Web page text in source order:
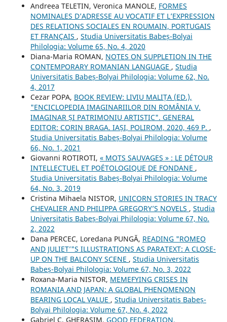
Andreea TELETIN, Veronica MANOLE, FORMES
NOMINALES D’ADRESSE AU VOCATIF ET L’EXPRESSION
DES RELATIONS SOCIALES EN ROUMAIN, PORTUGAIS
ET FRANÇAIS , Studia Universitatis Babeș-Bolyai
Philologia: Volume 65, No. 4, 2020
Diana-Maria ROMAN, NOTES ON SUPPLETION IN THE
CONTEMPORARY ROMANIAN LANGUAGE , Studia
Universitatis Babeș-Bolyai Philologia: Volume 62, No.
4, 2017
Cezar POPA, BOOK REVIEW: LIVIU MALIȚA (ED.),
"ENCICLOPEDIA IMAGINARIILOR DIN ROMÂNIA V.
IMAGINAR ȘI PATRIMONIU ARTISTIC". GENERAL
EDITOR: CORIN BRAGA. IAȘI, POLIROM, 2020, 469 P. ,
Studia Universitatis Babeș-Bolyai Philologia: Volume
66, No. 1, 2021
Giovanni ROTIROTI, « MOTS SAUVAGES » : LE DÉTOUR
INTELLECTUEL ET POÉTOLOGIQUE DE FONDANE ,
Studia Universitatis Babeș-Bolyai Philologia: Volume
64, No. 3, 2019
Cristina Mihaela NISTOR, UNICORN STORIES IN TRACY
CHEVALIER AND PHILIPPA GREGORY’S NOVELS , Studia
Universitatis Babeș-Bolyai Philologia: Volume 67, No.
2, 2022
Dana PERCEC, Loredana PUNGĂ, READING "ROMEO
AND JULIET’"S ILLUSTRATIONS AS PARATEXT: A CLOSE-
UP ON THE BALCONY SCENE , Studia Universitatis
Babeș-Bolyai Philologia: Volume 67, No. 3, 2022
Roxana-Maria NISTOR, MEMEFYING CRISES IN
ROMANIA AND JAPAN: A GLOBAL PHENOMENON
BEARING LOCAL VALUE , Studia Universitatis Babeș-
Bolyai Philologia: Volume 67, No. 4, 2022
Gabriel C. GHERASIM, GOOD FEDERATION,